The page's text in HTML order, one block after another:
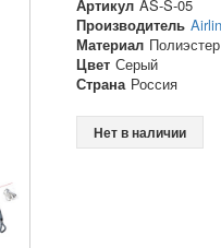
Артикул AS-S-05
Производитель
Материал Полиэстер
Цвет Серый
Страна Россия
Нет в наличии